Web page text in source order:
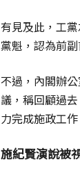
有見及此，工
黨魁，認為前
不過，內閣辦
議，稱回顧過
力完成施政工作
施紀賢演說被